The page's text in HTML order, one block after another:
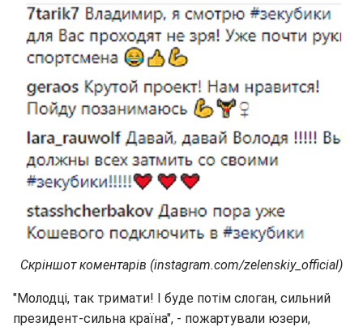
Скріншот коментарів (instagram.com/zelenskiy_official)
"Молодці, так тримати! І буде потім слоган, сильний
президент-сильна країна", - пожартували юзери,